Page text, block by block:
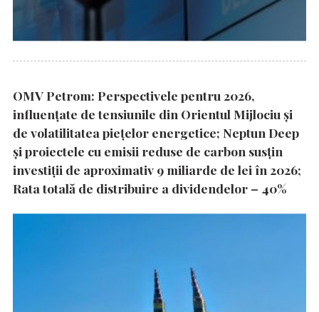
OMV Petrom: Perspectivele pentru 2026,
influențate de tensiunile din Orientul Mijlociu și
de volatilitatea piețelor energetice; Neptun Deep
și proiectele cu emisii reduse de carbon susțin
investiții de aproximativ 9 miliarde de lei în 2026;
Rata totală de distribuire a dividendelor – 40%